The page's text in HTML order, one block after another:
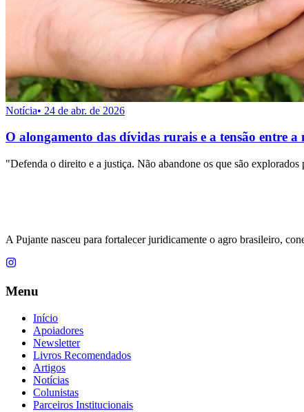
Notícia• 24 de abr. de 2026
O alongamento das dívidas rurais e a tensão entre
"Defenda o direito e a justiça. Não abandone os que são
A Pujante nasceu para fortalecer juridicamente o agro brasileiro,
Menu
Início
Apoiadores
Newsletter
Livros Recomendados
Artigos
Notícias
Colunistas
Parceiros Institucionais